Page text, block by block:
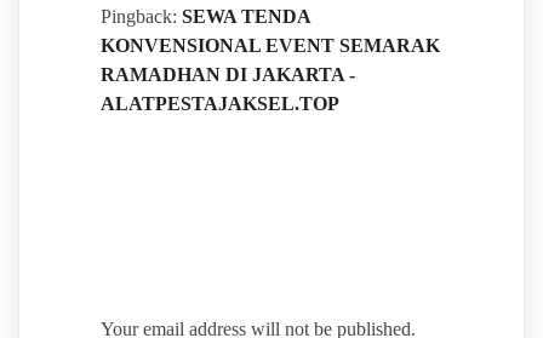
Pingback: SEWA TENDA
KONVENSIONAL EVENT SEMARAK
RAMADHAN DI JAKARTA -
ALATPESTAJAKSEL.TOP
Your email address will not be published.